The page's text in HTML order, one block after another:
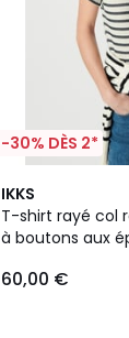
-30% DÈS 2*
IKKS
T-shirt rayé col
à boutons aux
60,00 €
4
/
5